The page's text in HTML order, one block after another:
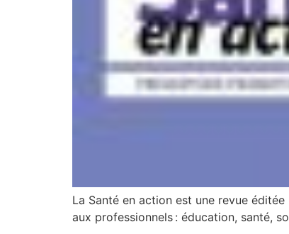
La Santé en action est une revue
aux professionnels : éducation, santé,